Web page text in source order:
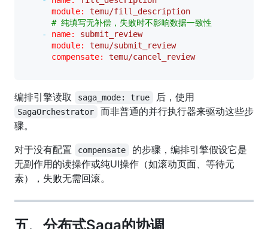
module:
temu/fill_description
# 纯填写无补偿，失败时不影响数据一致性
-
name:
submit_review
module:
temu/submit_review
compensate:
temu/cancel_review
编排引擎读取 saga_mode: true 后，使用
SagaOrchestrator
而非普通的并行执行器来驱动这些步
骤。
对于没有配置
compensate
的步骤，编排引擎假设它是
无副作用的读操作或纯UI操作（如滚动页面、等待元
素），失败无需回滚。
五、分布式Saga的协调